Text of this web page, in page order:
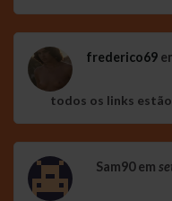
frederico69
todos os links
Sam90em